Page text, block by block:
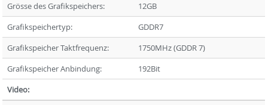
Grösse des Grafikspeichers:
12GB
Grafikspeichertyp:
GDDR7
Grafikspeicher Taktfrequenz:
1750MHz (GDDR 7)
Grafikspeicher Anbindung:
192Bit
Video: